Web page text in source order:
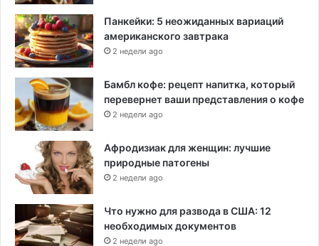
Панкейки: 5 неожиданных вариаций
американского завтрака
2 недели ago
Бамбл кофе: рецепт напитка, который
перевернет ваши представления о кофе
2 недели ago
Афродизиак для женщин: лучшие
природные патогены
2 недели ago
Что нужно для развода в США: 12
необходимых документов
2 недели ago